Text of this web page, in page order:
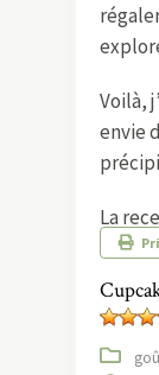
Voilà,
envie
La